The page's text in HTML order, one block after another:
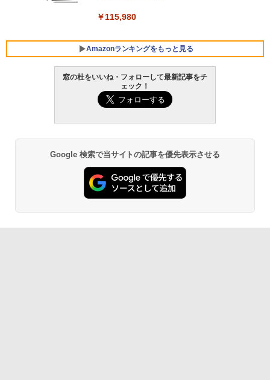
￥115,980
Amazonランキングをもっと見る
窓の杜をいいね・フォローして最新記事をチ
ェック！
Google 検索で当サイトの記事を優先表示させる